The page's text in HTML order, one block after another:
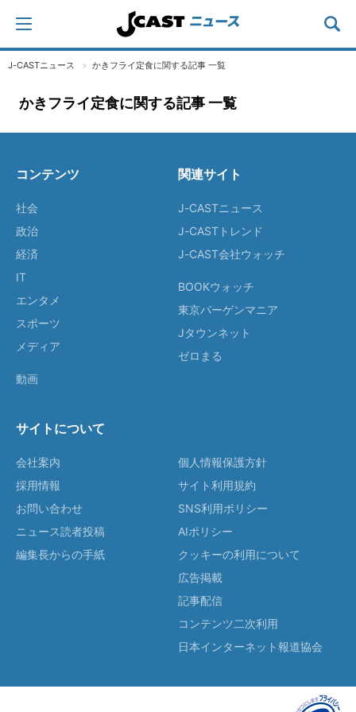
J-CASTニュース かきフライ定食に関する記事 一覧
かきフライ定食に関する記事 一覧
コンテンツ
社会
政治
経済
IT
エンタメ
スポーツ
メディア
動画
関連サイト
J-CASTニュース
J-CASTトレンド
J-CAST会社ウォッチ
BOOKウォッチ
東京バーゲンマニア
Jタウンネット
ゼロまる
サイトについて
会社案内
採用情報
お問い合わせ
ニュース読者投稿
編集長からの手紙
個人情報保護方針
サイト利用規約
SNS利用ポリシー
AIポリシー
クッキーの利用について
広告掲載
記事配信
コンテンツ二次利用
日本インターネット報道協会